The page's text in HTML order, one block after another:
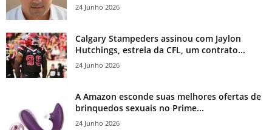
24 Junho 2026
Calgary Stampeders assinou com Jaylon
Hutchings, estrela da CFL, um contrato...
24 Junho 2026
A Amazon esconde suas melhores ofertas de
brinquedos sexuais no Prime...
24 Junho 2026